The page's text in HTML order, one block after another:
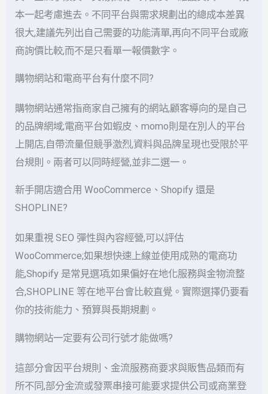
本一起考慮進去。不同平台與需求規劃出的總成本差異
很大,建議先列出自己需要的功能清單,再向不同平台或廠
商詢價比較,而不是只看單一報價數字。
購物網站和電商平台有什麼不同?
購物網站通常指商家自己擁有的網站,顧客導向的是自己
的品牌網域;電商平台如蝦皮、momo則是在別人的平台
上開店,自帶流量但競爭激烈,資料與品牌呈現也受限於平
台規則。兩者可以同時經營,並非二選一。
新手開店適合用 WooCommerce、Shopify 還是
SHOPLINE?
如果重視 SEO 彈性與內容經營,可以評估
WooCommerce;如果想快速上線並使用成熟的電商功
能,Shopify 是常見選項;如果偏好在地化服務與金物流整
合,SHOPLINE 等在地平台會比較直覺。實際選擇仍要看
你的技術能力、預算與長期規劃。
購物網站一定要有公司行號才能做嗎?
這部分會因平台規則、金流服務商要求與販售品類而有
所不同,部分金流或發票串接可能要求提供公司或商業登